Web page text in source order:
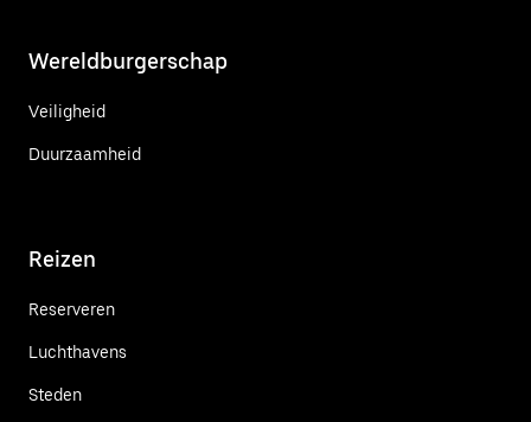
Wereldburgerschap
Veiligheid
Duurzaamheid
Reizen
Reserveren
Luchthavens
Steden